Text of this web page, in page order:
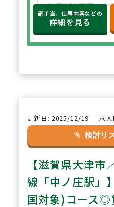
年収650万円～
定。年俸制で収
やすく、選択し
【住宅サポート
スタート可能】
法人契約により
なく、家賃も上
負担。新たな環
務を開始できま
諸手当、仕事内容などの
詳細を見る
更新日: 2025/12/19 求
検討リ
【滋賀県大津市
線「中ノ庄駅」
国対象)コース◎